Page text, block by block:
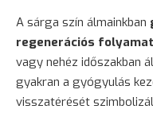
A sárga szín álmainkban
regenerációs
vagy nehéz időszakban
gyakran a gyógyulás
visszatérését